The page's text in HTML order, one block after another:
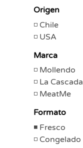
Origen
Chile
USA
Marca
Mollendo
La Cascada
MeatMe
Formato
Fresco
Congelado